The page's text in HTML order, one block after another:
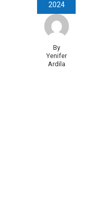
2024
By
Yenifer
Ardila